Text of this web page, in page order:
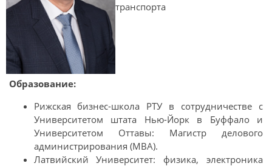
транспорта
Образование:
Рижская бизнес-школа РТУ в сотрудничестве с
Университетом штата Нью-Йорк в Буффало и
Университетом Оттавы: Магистр делового
администрирования (MBA).
Латвийский Университет: физика, электроника